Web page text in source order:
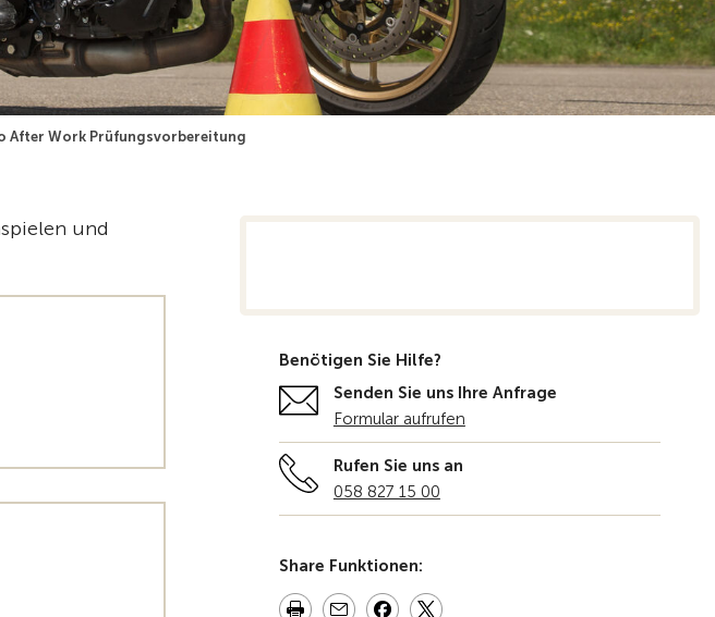
After Work Prüfungsvorbereitung
und
Benötigen Sie Hilfe?
Senden Sie uns Ihre Anfrage
Formular aufrufen
Rufen Sie uns an
058 827 15 00
Share Funktionen: